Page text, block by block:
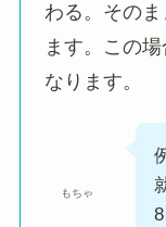
わる。その
ます。この
なります。
もちゃ